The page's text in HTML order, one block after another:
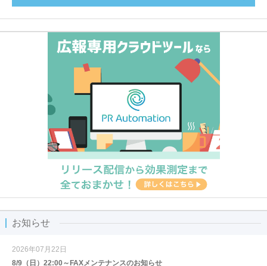
お知らせ
2026年07月22日
8/9（日）22:00～FAXメンテナンスのお知らせ